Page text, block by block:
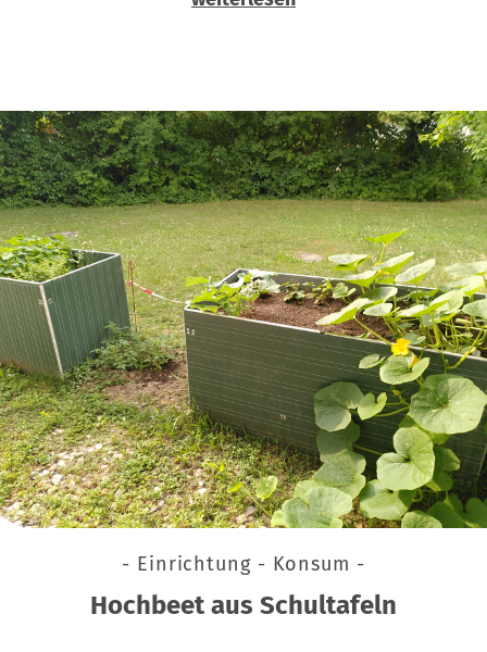
- Einrichtung - Konsum -
Hochbeet aus Schultafeln